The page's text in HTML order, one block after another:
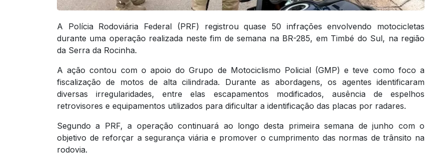
A Polícia Rodoviária Federal (PRF) registrou quase 50 infrações envolvendo motocicletas
durante uma operação realizada neste fim de semana na BR-285, em Timbé do Sul, na região
da Serra da Rocinha.
A ação contou com o apoio do Grupo de Motociclismo Policial (GMP) e teve como foco a
fiscalização de motos de alta cilindrada. Durante as abordagens, os agentes identificaram
diversas irregularidades, entre elas escapamentos modificados, ausência de espelhos
retrovisores e equipamentos utilizados para dificultar a identificação das placas por radares.
Segundo a PRF, a operação continuará ao longo desta primeira semana de junho com o
objetivo de reforçar a segurança viária e promover o cumprimento das normas de trânsito na
rodovia.